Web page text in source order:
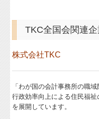
TKC全国会関連企
株式会社TKC
「わが国の会計事務所の職
行政効率向上による住民福
を展開しています。